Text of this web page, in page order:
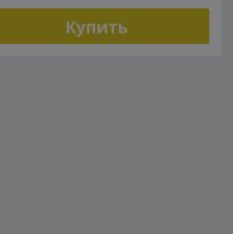
Купить